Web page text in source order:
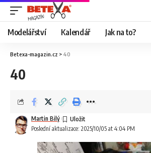
Modelářství Kalendář Jak na to?
Betexa-magazin.cz > 40
40
Poslední aktualizace: 2025/10/05 at 4:04 PM
Martin Bilý